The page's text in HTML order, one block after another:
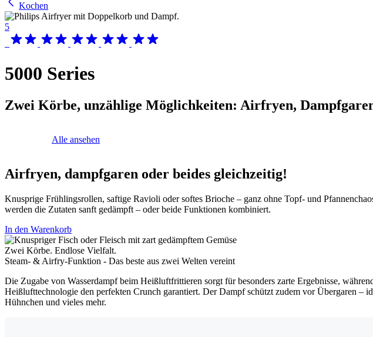
Kochen
5
5000 Series
Zwei Körbe, unzählige Möglichkeiten: Airfryen,
Alle ansehen
Airfryen, dampfgaren oder beides gleichzeitig!​
Knusprige Frühlingsrollen, saftige Ravioli oder softes Brioche – ganz ohne Topf- und
werden die Zutaten sanft gedämpft – oder beide Funktionen kombiniert.
In den Warenkorb
Zwei Körbe. Endlose Vielfalt.​
Steam- & Airfry-Funktion - Das beste aus zwei Welten vereint​
Die Zugabe von Wasserdampf beim Heißluftfrittieren sorgt für besonders zarte Ergebnisse,
Heißlufttechnologie den perfekten Crunch garantiert. Der Dampf schützt zudem vor Übergaren –
Hühnchen und vieles mehr.